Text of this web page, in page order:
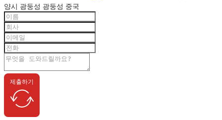
양시 광둥성 광둥성 중국
제출하기